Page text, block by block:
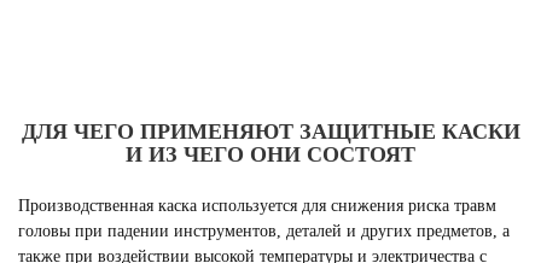
ДЛЯ ЧЕГО ПРИМЕНЯЮТ ЗАЩИТНЫЕ КАСКИ
И ИЗ ЧЕГО ОНИ СОСТОЯТ
Производственная каска используется для снижения риска травм
головы при падении инструментов, деталей и других предметов, а
также при воздействии высокой температуры и электричества с